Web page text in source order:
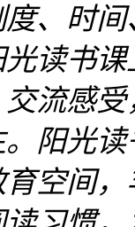
、时
读书
流感
阳光
空间